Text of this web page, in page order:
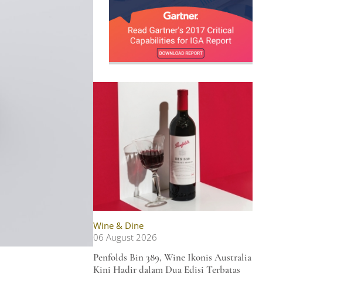
Wine & Dine
06 August 2026
Penfolds Bin 389, Wine Ikonis Australia
Kini Hadir dalam Dua Edisi Terbatas